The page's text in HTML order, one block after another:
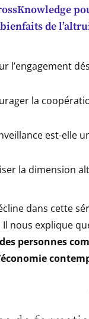
de
l’engagement
la
est-elle
la dimension
dans cette
nous explique
personnes